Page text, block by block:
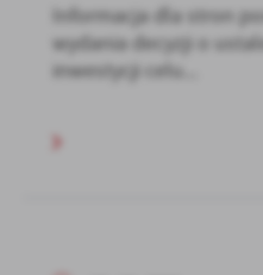
Informacja dla stron
wydania decyzji o
inwestycji celu...